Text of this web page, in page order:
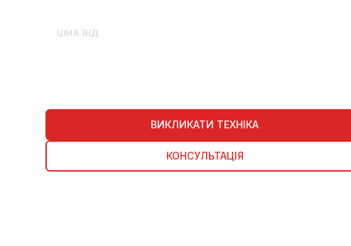
ЦІНА ВІД
ВИКЛИКАТИ ТЕХНІКА
КОНСУЛЬТАЦІЯ